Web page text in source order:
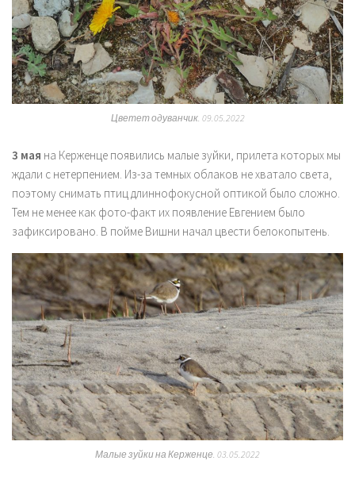
Цветет одуванчик. 09.05.2022
3 мая на Керженце появились малые зуйки, прилета которых мы
ждали с нетерпением. Из-за темных облаков не хватало света,
поэтому снимать птиц длиннофокусной оптикой было сложно.
Тем не менее как фото-факт их появление Евгением было
зафиксировано. В пойме Вишни начал цвести белокопытень.
Малые зуйки на Керженце. 03.05.2022